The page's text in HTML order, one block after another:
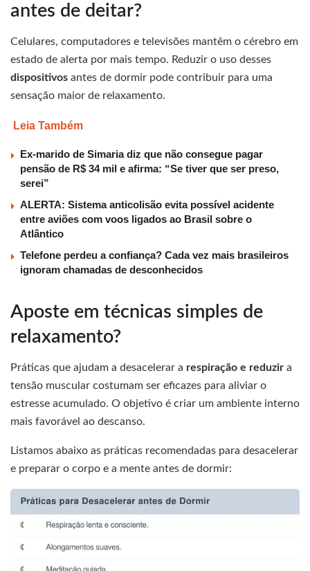
antes de deitar?
Celulares, computadores e televisões mantêm o cérebro em
estado de alerta por mais tempo. Reduzir o uso desses
dispositivos antes de dormir pode contribuir para uma
sensação maior de relaxamento.
Leia Também
Ex-marido de Simaria diz que não consegue pagar
pensão de R$ 34 mil e afirma: “Se tiver que ser preso,
serei”
ALERTA: Sistema anticolisão evita possível acidente
entre aviões com voos ligados ao Brasil sobre o
Atlântico
Telefone perdeu a confiança? Cada vez mais brasileiros
ignoram chamadas de desconhecidos
Aposte em técnicas simples de
relaxamento?
Práticas que ajudam a desacelerar a respiração e reduzir a
tensão muscular costumam ser eficazes para aliviar o
estresse acumulado. O objetivo é criar um ambiente interno
mais favorável ao descanso.
Listamos abaixo as práticas recomendadas para desacelerar
e preparar o corpo e a mente antes de dormir: